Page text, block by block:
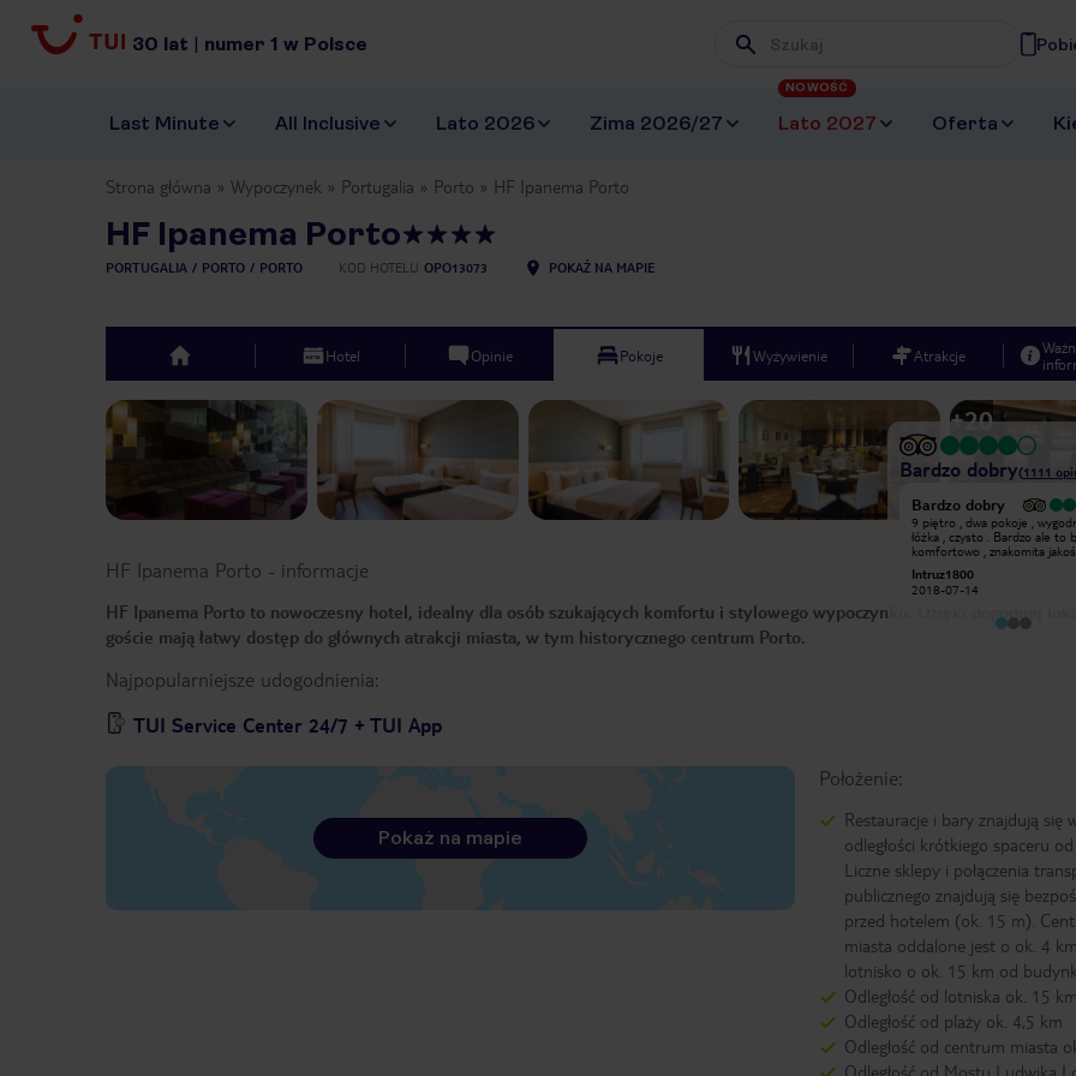
30 lat | numer 1 w Polsce Wpisz frazę, której szukasz
Last Minute All Inclusive Lato 2026 Zima 2026/27 Lato 2027
NOWOŚĆ
Oferta
Strona główna Wypoczynek Portugalia Porto HF Ipanema Porto
HF Ipanema Porto
PORTUGALIA PORTO PORTO KOD HOTELU OPO13073 POKAŻ NA MAPIE
top Hotel Opinie Pokoje Wyżywienie Atrakcje
Previous slide +20
Bardzo dobry(1111
Wyjątkowy
Świetny hotel - eleganckie foyer,
autobusowy. Cena w stosunku do
jakości jest bardzo korzystna. Gorąco
polecam !
Bardzo dobry
9 piętro , dwa pokoje ,
łóżka , czysto . Bardzo ale to
komfortowo , znakomita
powitalnej wody . Wszystko jak
europejskie gwiazdki przystało.
Intruz1800
2018-07-14
HF Ipanema Porto - informacje
HF Ipanema Porto to nowoczesny hotel, idealny dla osób szukających komfortu i stylowego wypoczynku. Dzięki dogodnej
goście mają łatwy dostęp do głównych atrakcji miasta, w tym historycznego centrum Porto.
Najpopularniejsze udogodnienia:
TUI Service Center 24/7 + TUI App
Położenie:
Restauracje i bary znajdują się
odległości krótkiego spaceru
Liczne sklepy i połączenia
publicznego znajdują się
przed hotelem (ok. 15 m).
miasta oddalone jest o ok. 4
lotnisko o ok. 15 km od
Odległość od lotniska ok. 15 km
Odległość od plaży ok. 4,5 km
Odległość od centrum miasta
Odległość od Mostu Ludwika I
Pokaż na mapie